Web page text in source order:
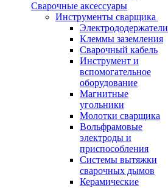
Сварочные аксессуары
Инструменты сварщика
Электрододержатели
Клеммы заземления
Сварочный кабель
Инструмент и
вспомогательное
оборудование
Магнитные
угольники
Молотки сварщика
Вольфрамовые
электроды и
приспособления
Системы вытяжки
сварочных дымов
Керамические